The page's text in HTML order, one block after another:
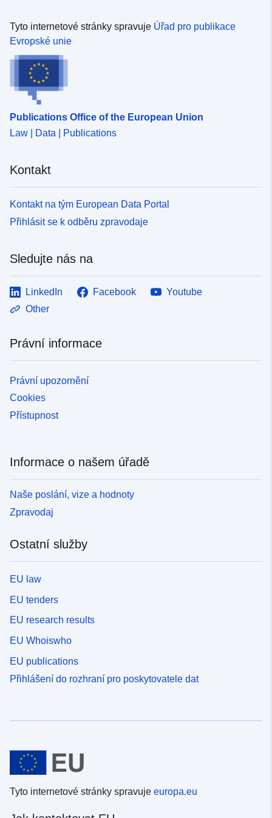
radnici nebo prefektuře.
Tyto internetové stránky spravuje Úřad pro publikace
Evropské unie
Publications Office of the European Union
Law | Data | Publications
Kontakt
Kontakt na tým European Data Portal
Přihlásit se k odběru zpravodaje
Sledujte nás na
LinkedIn Facebook
Youtube
Other
Právní informace
Právní upozornění
Cookies
Přístupnost
Informace o našem úřadě
Naše poslání, vize a hodnoty
Zpravodaj
Ostatní služby
EU law
EU tenders
EU research results
EU Whoiswho
EU publications
Přihlášení do rozhraní pro poskytovatele dat
Tyto internetové stránky spravuje europa.eu